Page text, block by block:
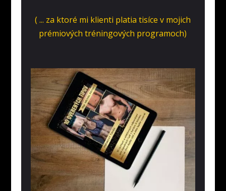
( ... za ktoré mi klienti platia tisíce v mojich
prémiových tréningových programoch)